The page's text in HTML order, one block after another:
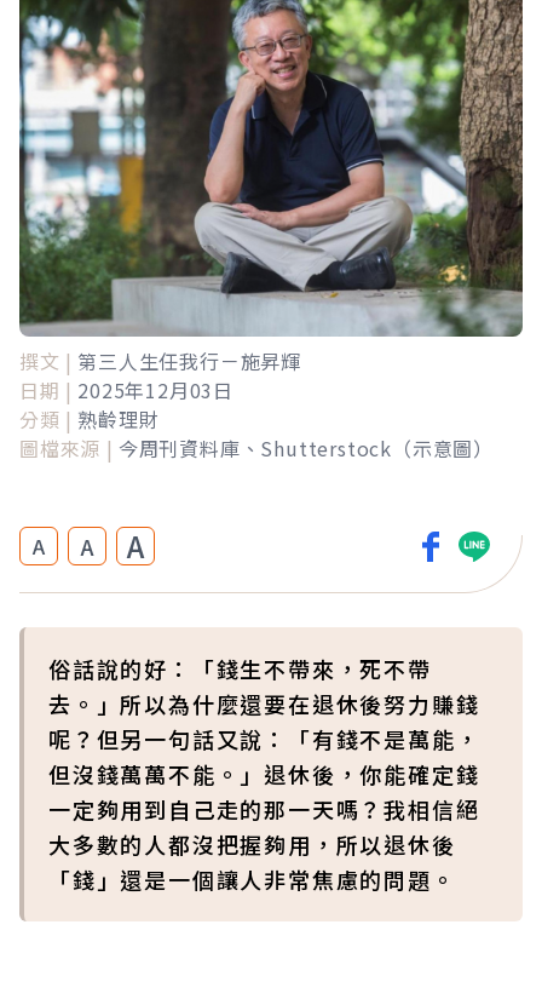
撰文 | 第三人生任我行－施昇輝
日期 | 2025年12月03日
分類 | 熟齡理財
圖檔來源 | 今周刊資料庫、Shutterstock（示意圖）
A A A
俗話說的好：「錢生不帶來，死不帶
去。」所以為什麼還要在退休後努力賺錢
呢？但另一句話又說：「有錢不是萬能，
但沒錢萬萬不能。」退休後，你能確定錢
一定夠用到自己走的那一天嗎？我相信絕
大多數的人都沒把握夠用，所以退休後
「錢」還是一個讓人非常焦慮的問題。